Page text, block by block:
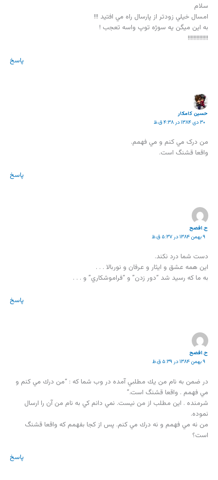
سلام
امسال خيلي زودتر از پارسال راه مي افتيد !!!
به اين ميگن يه سوژه توپ واسه تعجب !
!!!!!!!!!!!!!!
پاسخ
حسین کامکار
۳۰ دی ۱۳۸۴ در ۴:۳۸ ق.ظ
من درک مي کنم و مي فهمم.
واقعا قشنگ است.
پاسخ
ح.افصح
۹ بهمن ۱۳۸۴ در ۵:۳۷ ق.ظ
دست شما درد نكند.
اين همه عشق و ايثار و عرفان و نوربالا . . .
به ما كه رسيد شد “دور زدن” و “فراموشكاري” و . . .
پاسخ
ح.افصح
۹ بهمن ۱۳۸۴ در ۵:۳۹ ق.ظ
در ضمن به نام من يك مطلبي آمده در وب شما كه : “من درك مي كنم و
مي فهمم . واقعا قشنگ است.”
شرمنده . اين مطلب از من نيست. نمي دانم كي به نام من آن را ارسال
نموده.
من نه مي فهمم و نه درك مي كنم. پس از كجا بفهمم كه واقعا قشنگ
است؟
پاسخ